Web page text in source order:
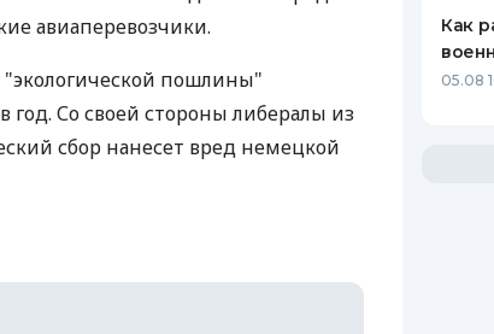
авиаперевозчики.
пошлины"
год. Со своей стороны либералы из
сбор нанесет вред немецкой
Как
05.08